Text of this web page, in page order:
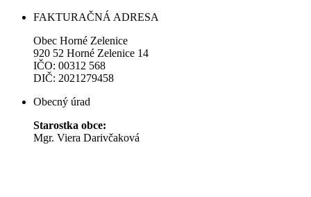
FAKTURAČNÁ ADRESA
Obec Horné Zelenice
920 52 Horné Zelenice 14
IČO: 00312 568
DIČ: 2021279458
Obecný úrad
Starostka obce:
Mgr. Viera Darivčaková